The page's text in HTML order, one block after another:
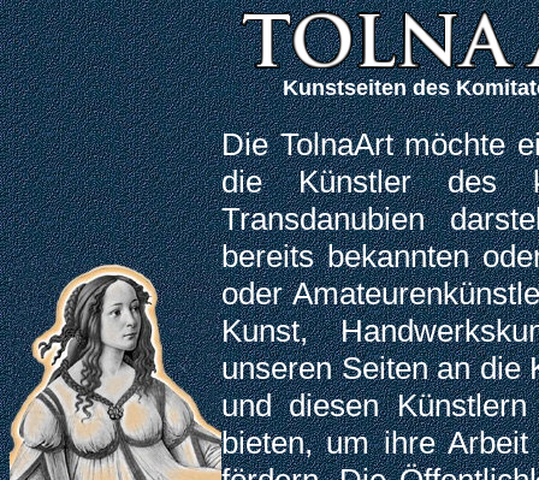
Kunstseiten des
Die TolnaArt möchte
die Künstler des
Transdanubien
bereits bekannten
oder
Kunst,
unseren Seiten an die
und diesen
bieten, um ihre